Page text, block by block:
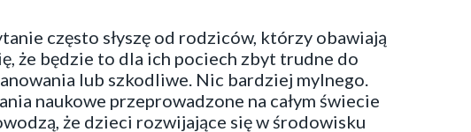
często słyszę od rodziców, którzy obawiają
że będzie to dla ich pociech zbyt trudne do
lub szkodliwe. Nic bardziej mylnego.
naukowe przeprowadzone na całym świecie
że dzieci rozwijające się w środowisku